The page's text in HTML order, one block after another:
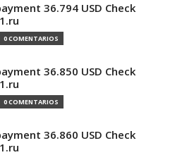
36.794 USD Check
0 COMENTARIOS
36.850 USD Check
0 COMENTARIOS
36.860 USD Check